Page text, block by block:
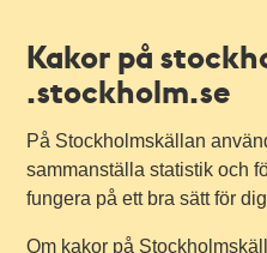
Kakor på
.stockholm.se
På Stockholmskällan
sammanställa statistik och
fungera på ett bra sätt för
Om kakor på